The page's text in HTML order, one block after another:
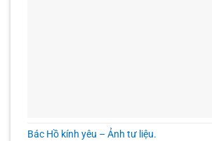
Bác Hồ kính yêu – Ảnh tư liệu.